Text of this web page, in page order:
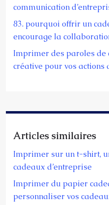
communication
83. pourquoi offrir un
encourage la
Imprimer des paroles de
créative pour vos
Articles similaires
Imprimer sur un t-shirt,
cadeaux d’entreprise
Imprimer du papier
personnaliser vos